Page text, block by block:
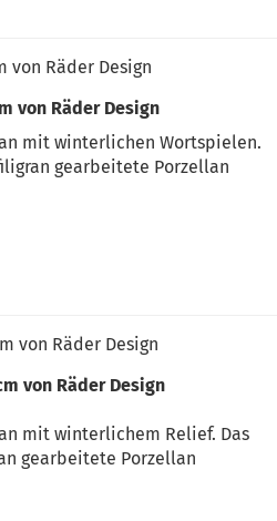
von Räder Design
von Räder Design
mit winterlichen Wortspielen.
gearbeitete Porzellan
von Räder Design
von Räder Design
mit winterlichem Relief. Das
gearbeitete Porzellan